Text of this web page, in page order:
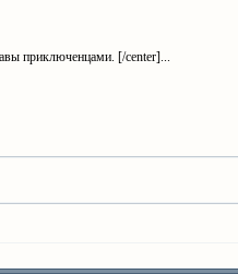
приключенцами. [/center]...